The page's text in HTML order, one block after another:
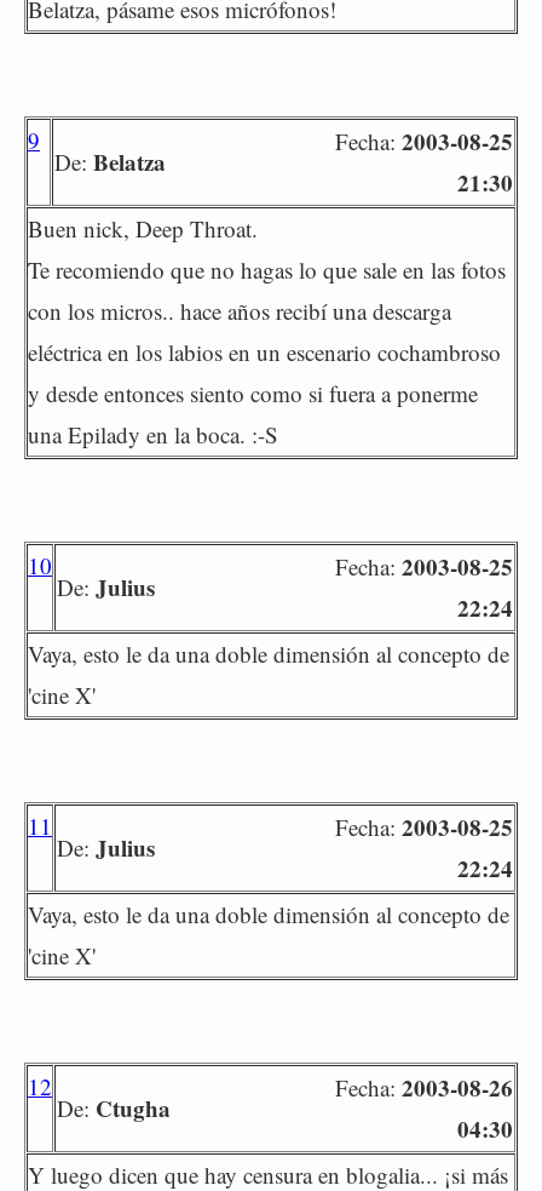
Belatza, pásame esos micrófonos!
9
De: Belatza
Fecha: 2003-08-25
21:30
Buen nick, Deep Throat.
Te recomiendo que no hagas lo que sale en las fotos
con los micros.. hace años recibí una descarga
eléctrica en los labios en un escenario cochambroso
y desde entonces siento como si fuera a ponerme
una Epilady en la boca. :-S
10
De: Julius
Fecha: 2003-08-25
22:24
Vaya, esto le da una doble dimensión al concepto de
'cine X'
11
De: Julius
Fecha: 2003-08-25
22:24
Vaya, esto le da una doble dimensión al concepto de
'cine X'
12
De: Ctugha
Fecha: 2003-08-26
04:30
Y luego dicen que hay censura en blogalia... ¡si más